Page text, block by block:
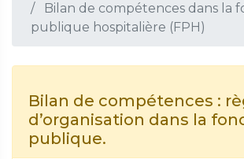
Bilan de compétences dans la
publique hospitalière (FPH)
Bilan de compétences :
d’organisation dans la
publique.